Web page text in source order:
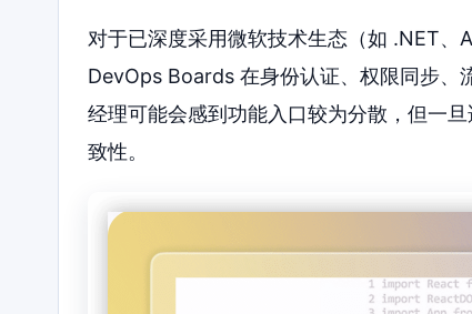
对于已深度采用微软技术生态（如 .NET
DevOps Boards 在身份认证、权限同步、
经理可能会感到功能入口较为分散，但一
致性。